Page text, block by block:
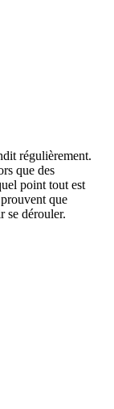
régulièrement.
que des
point tout est
que
se dérouler.